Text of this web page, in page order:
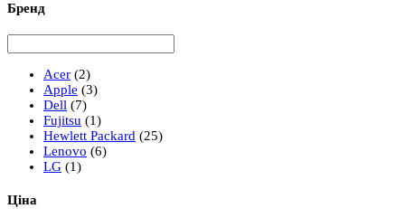
Бренд
Acer (2)
Apple (3)
Dell (7)
Fujitsu (1)
Hewlett Packard (25)
Lenovo (6)
LG (1)
Ціна